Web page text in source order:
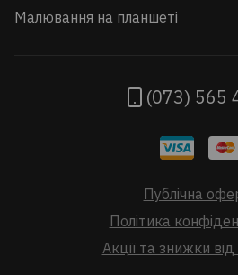
Малювання на планшеті
(073) 565
Публічна
Політика
Акції та знижки